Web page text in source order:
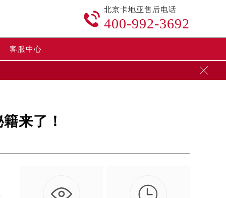

北京卡地亚售后电话
400-992-3692
客服中心

来了！